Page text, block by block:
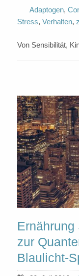
Adaptogen,
Stress, Verhalten,
Von Sensibilität,
Ernährung
zur
Blaulicht-